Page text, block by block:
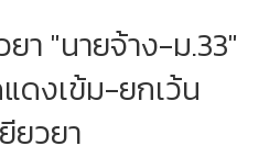
ยา "นายจ้าง-ม.33"
ดงเข้ม-ยกเว้น
ยวยา